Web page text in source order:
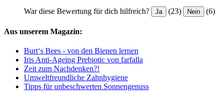
War diese Bewertung für dich hilfreich? Ja (23) Nein (6)
Aus unserem Magazin:
Burt‘s Bees - von den Bienen lernen
Iris Anti-Ageing Prebiotic von farfalla
Zeit zum Nachdenken?!
Umweltfreundliche Zahnhygiene
Tipps für unbeschwerten Sonnengenuss